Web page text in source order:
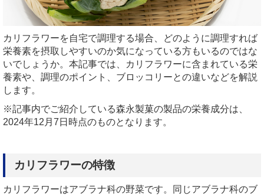
カリフラワーを自宅で調理する場合、どのように調理すれば
栄養素を摂取しやすいのか気になっている方もいるのではな
いでしょうか。本記事では、カリフラワーに含まれている栄
養素や、調理のポイント、ブロッコリーとの違いなどを解説
します。
※記事内でご紹介している森永製菓の製品の栄養成分は、
2024年12月7日時点のものとなります。
カリフラワーの特徴
カリフラワーはアブラナ科の野菜です。同じアブラナ科のブ